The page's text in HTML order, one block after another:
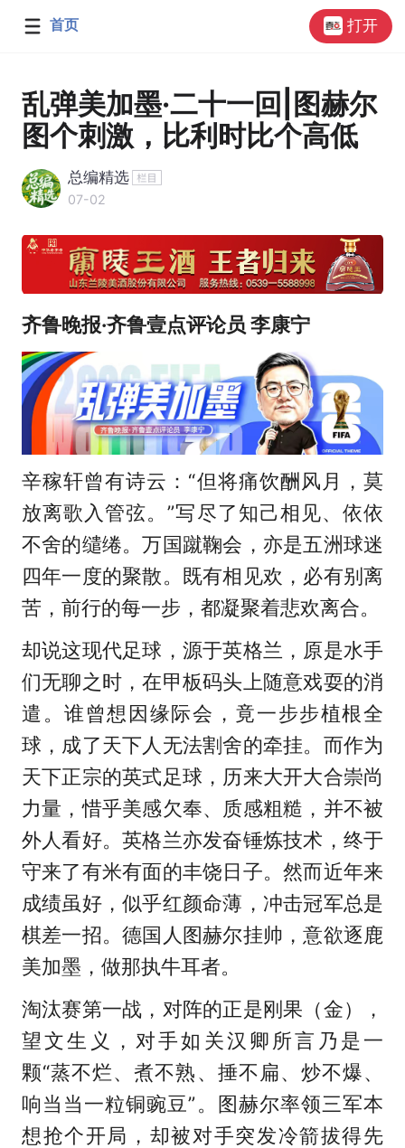
首页 打开
乱弹美加墨·二十一回|图赫尔
图个刺激，比利时比个高低
总编精选
07-02
齐鲁晚报·齐鲁壹点评论员 李康宁
辛稼轩曾有诗云：“但将痛饮酬风月，莫
放离歌入管弦。”写尽了知己相见、依依
不舍的缱绻。万国蹴鞠会，亦是五洲球迷
四年一度的聚散。既有相见欢，必有别离
苦，前行的每一步，都凝聚着悲欢离合。
却说这现代足球，源于英格兰，原是水手
们无聊之时，在甲板码头上随意戏耍的消
遣。谁曾想因缘际会，竟一步步植根全
球，成了天下人无法割舍的牵挂。而作为
天下正宗的英式足球，历来大开大合崇尚
力量，惜乎美感欠奉、质感粗糙，并不被
外人看好。英格兰亦发奋锤炼技术，终于
守来了有米有面的丰饶日子。然而近年来
成绩虽好，似乎红颜命薄，冲击冠军总是
棋差一招。德国人图赫尔挂帅，意欲逐鹿
美加墨，做那执牛耳者。
淘汰赛第一战，对阵的正是刚果（金），
望文生义，对手如关汉卿所言乃是一
颗“蒸不烂、煮不熟、捶不扁、炒不爆、
响当当一粒铜豌豆”。图赫尔率领三军本
想抢个开局，却被对手突发冷箭拔得先